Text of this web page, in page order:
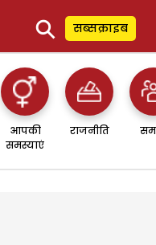
⚲ सब्सक्राइब
आपकी
समस्याएं
राजनीति